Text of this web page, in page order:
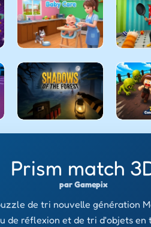
Prism match
par Gamepix
de tri nouvelle génération
de réflexion et de tri d'objets en